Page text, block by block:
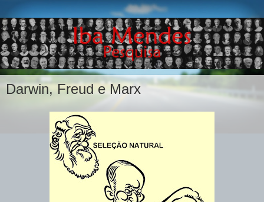
Darwin, Freud e Marx